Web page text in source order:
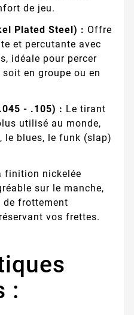
de jeu.
Plated Steel) : Offre
et percutante avec
idéale pour percer
en groupe ou en
- .105) : Le tirant
utilisé au monde,
le blues, le funk (slap)
finition nickelée
sur le manche,
de frottement
vos frettes.
: